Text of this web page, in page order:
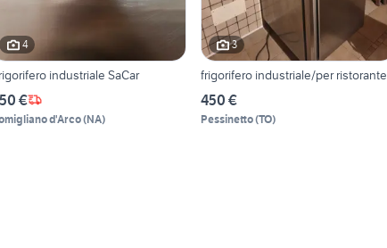
4
industriale SaCar
€
d'Arco(NA)
3
frigorifero industriale/per ristorante
450 €
Pessinetto(TO)